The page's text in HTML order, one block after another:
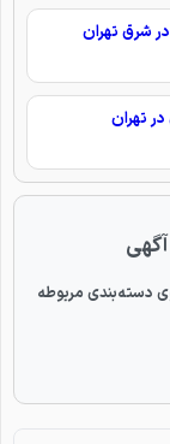
شرق تهران
تهران
دسته‌بندی مربوطه